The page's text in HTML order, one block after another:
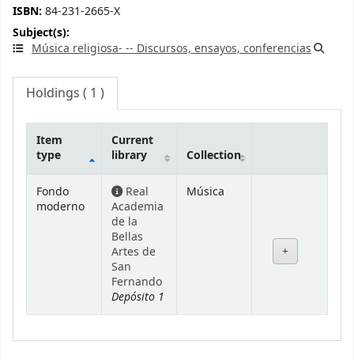
ISBN: 84-231-2665-X
Subject(s):
Música religiosa- -- Discursos, ensayos, conferencias
Holdings ( 1 )
Holdings
Item
type
Current
library
Collection
Fondo
moderno
Real
Academia
de la
Bellas
Artes de
San
Fernando
Depósito 1
Música